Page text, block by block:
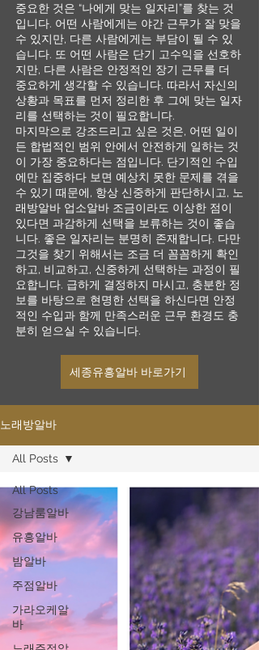
중요한 것은 “나에게 맞는 일자리”를 찾는 것
입니다. 어떤 사람에게는 야간 근무가 잘 맞을
수 있지만, 다른 사람에게는 부담이 될 수 있
습니다. 또 어떤 사람은 단기 고수익을 선호하
지만, 다른 사람은 안정적인 장기 근무를 더
중요하게 생각할 수 있습니다. 따라서 자신의
상황과 목표를 먼저 정리한 후 그에 맞는 일자
리를 선택하는 것이 필요합니다.
마지막으로 강조드리고 싶은 것은, 어떤 일이
든 합법적인 범위 안에서 안전하게 일하는 것
이 가장 중요하다는 점입니다. 단기적인 수입
에만 집중하다 보면 예상치 못한 문제를 겪을
수 있기 때문에, 항상 신중하게 판단하시고, 노
래방알바 업소알바 조금이라도 이상한 점이
있다면 과감하게 선택을 보류하는 것이 좋습
니다. 좋은 일자리는 분명히 존재합니다. 다만
그것을 찾기 위해서는 조금 더 꼼꼼하게 확인
하고, 비교하고, 신중하게 선택하는 과정이 필
요합니다. 급하게 결정하지 마시고, 충분한 정
보를 바탕으로 현명한 선택을 하신다면 안정
적인 수입과 함께 만족스러운 근무 환경도 충
분히 얻으실 수 있습니다.
세종유흥알바 바로가기
노래방알바
All Posts
강남룸알바
유흥알바
밤알바
주점알바
가라오케알
바
All Posts